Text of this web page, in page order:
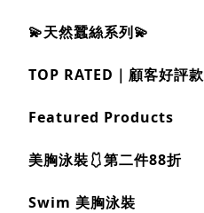
💫天然蠶絲系列💫
TOP RATED｜顧客好評款
Featured Products
美胸泳裝🩱第二件88折
Swim 美胸泳裝